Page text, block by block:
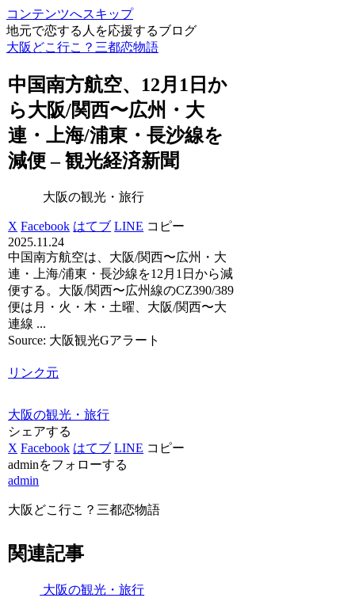
コンテンツへスキップ
地元で恋する人を応援するブログ
大阪どこ行こ？三都恋物語
中国南方航空、12月1日か
ら大阪/関西〜広州・大
連・上海/浦東・長沙線を
減便 –観光経済新聞
大阪の観光・旅行
X Facebook はてブ LINE コピー
2025.11.24
中国南方航空は、大阪/関西〜広州・大
連・上海/浦東・長沙線を12月1日から減
便する。大阪/関西〜広州線のCZ390/389
便は月・火・木・土曜、大阪/関西〜大
連線 ...
Source: 大阪観光Gアラート
リンク元
大阪の観光・旅行
シェアする
X Facebook はてブ LINE コピー
adminをフォローする
admin
大阪どこ行こ？三都恋物語
関連記事
大阪の観光・旅行